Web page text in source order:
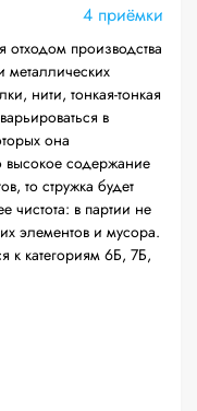
4 приёмки
отходом производства
металлических
нити, тонкая-тонкая
в
она
содержание
то стружка будет
чистота: в партии не
элементов и мусора.
к категориям 6Б, 7Б,